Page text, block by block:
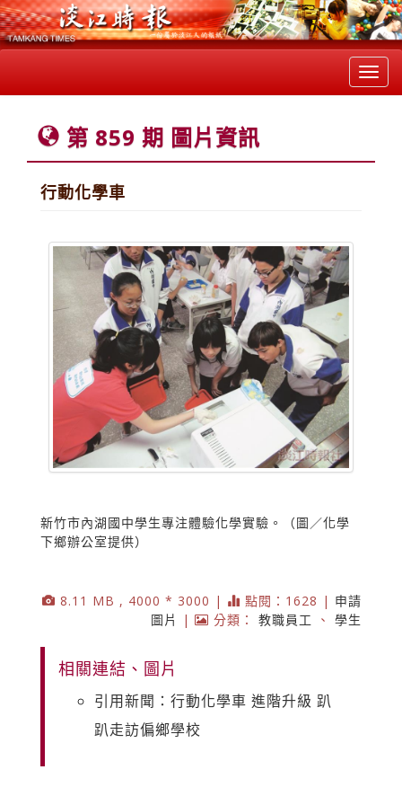
第 859 期 圖片資訊
行動化學車
新竹市內湖國中學生專注體驗化學實驗。（圖／化學
下鄉辦公室提供）
8.11 MB , 4000 * 3000 | 點閱：1628 | 申請
圖片
| 分類： 教職員工 、 學生
相關連結、圖片
引用新聞：行動化學車 進階升級 趴
趴走訪偏鄉學校